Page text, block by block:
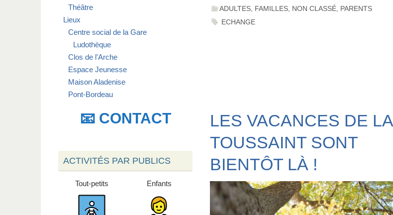
ADULTES
FAMILLES NON CLASSÉ
PARENTS
ECHANGE
LES VACANCES DE LA
TOUSSAINT SONT
BIENTÔT LÀ !
Théâtre
Lieux
Centre social de la Gare
Ludothèque
Clos de l'Arche
Espace Jeunesse
Maison Aladenise
Pont-Bordeau
📧 CONTACT
ACTIVITÉS PAR PUBLICS
Tout-petits Enfants